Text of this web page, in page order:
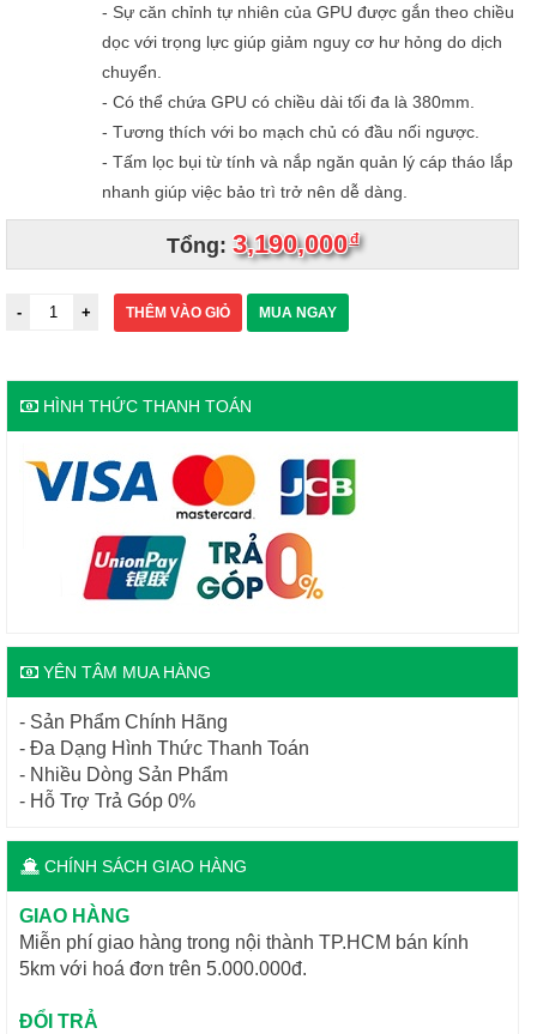
- Sự căn chỉnh tự nhiên của GPU được gắn theo chiều
dọc với trọng lực giúp giảm nguy cơ hư hỏng do dịch
chuyển.
- Có thể chứa GPU có chiều dài tối đa là 380mm.
- Tương thích với bo mạch chủ có đầu nối ngược.
- Tấm lọc bụi từ tính và nắp ngăn quản lý cáp tháo lắp
nhanh giúp việc bảo trì trở nên dễ dàng.
Tổng: 3,190,000đ
THÊM VÀO GIỎ MUA NGAY
HÌNH THỨC THANH TOÁN
YÊN TÂM MUA HÀNG
- Sản Phẩm Chính Hãng
- Đa Dạng Hình Thức Thanh Toán
- Nhiều Dòng Sản Phẩm
- Hỗ Trợ Trả Góp 0%
CHÍNH SÁCH GIAO HÀNG
GIAO HÀNG
Miễn phí giao hàng trong nội thành TP.HCM bán kính
5km với hoá đơn trên 5.000.000đ.
ĐỔI TRẢ